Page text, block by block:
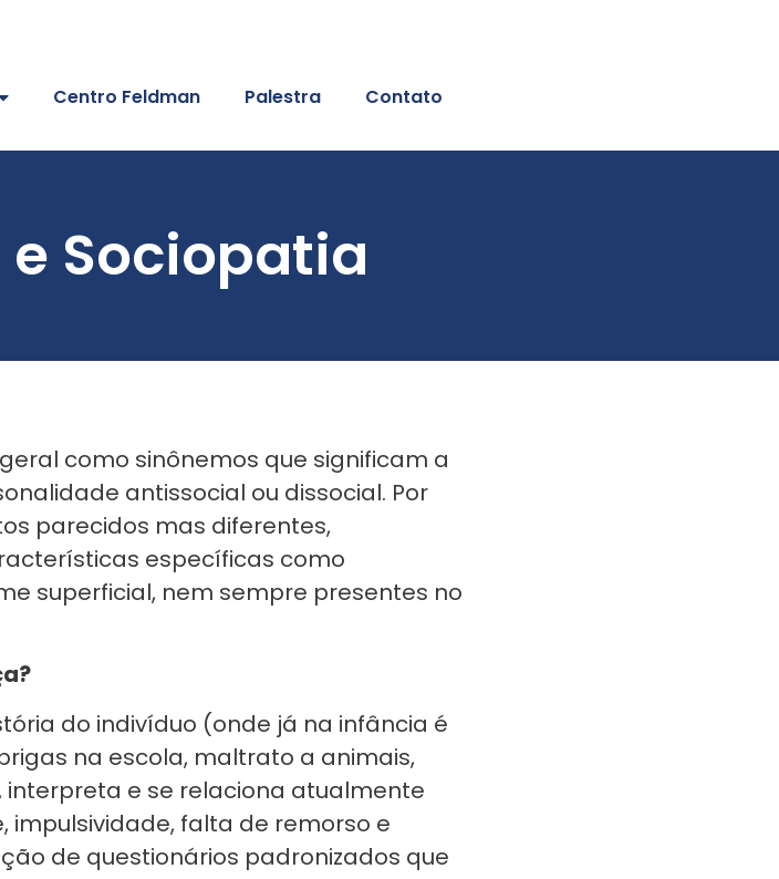
Centro Feldman Palestra Contato
Sociopatia
como sinônemos que significam a
antissocial ou dissocial. Por
parecidos mas diferentes,
específicas como
superficial, nem sempre presentes no
do indivíduo (onde já na infância é
na escola, maltrato a animais,
e se relaciona atualmente
falta de remorso e
de questionários padronizados que